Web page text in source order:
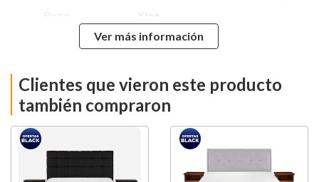
Tipo De Base Base Dividida
Nivel de Firmeza Firme
Alto De Base
Ver más información
Clientes que vieron este producto
también compraron